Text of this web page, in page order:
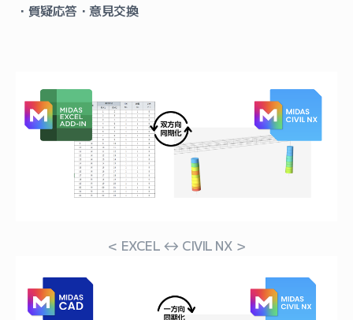
・質疑応答・意見交換
＜ EXCEL ↔ CIVIL NX ＞